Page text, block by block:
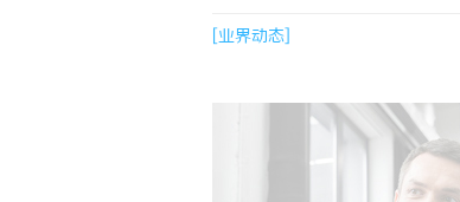
[业界动态]